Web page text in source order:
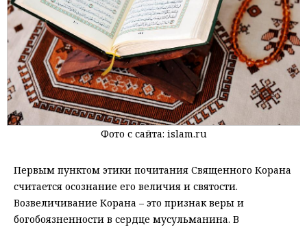
Фото с сайта: islam.ru
Первым пунктом этики почитания Священного Корана
считается осознание его величия и святости.
Возвеличивание Корана – это признак веры и
богобоязненности в сердце мусульманина. В